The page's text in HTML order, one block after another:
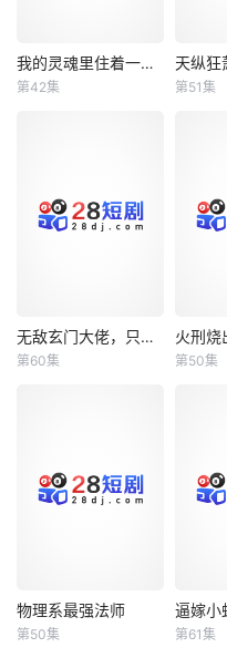
我的灵魂里住着一条龙 我的灵魂里住着一条龙
第42集
天纵
天纵狂
第51集
无敌玄门大佬，只听姐姐的话 无敌玄门大佬，只听姐姐的话
第60集
火刑烧
第50集
物理系最强法师
物理系最强法师
第50集
逼嫁
逼嫁小
第61集